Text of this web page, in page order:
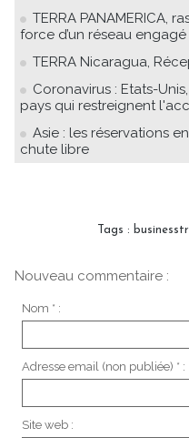
TERRA PANAMERICA,
force d’un réseau engagé
TERRA Nicaragua,
Coronavirus : Etats-
pays qui restreignent
Asie : les réservations
chute libre
Tags :
Nouveau commentaire :
Nom * :
Adresse email (non publiée) * :
Site web :